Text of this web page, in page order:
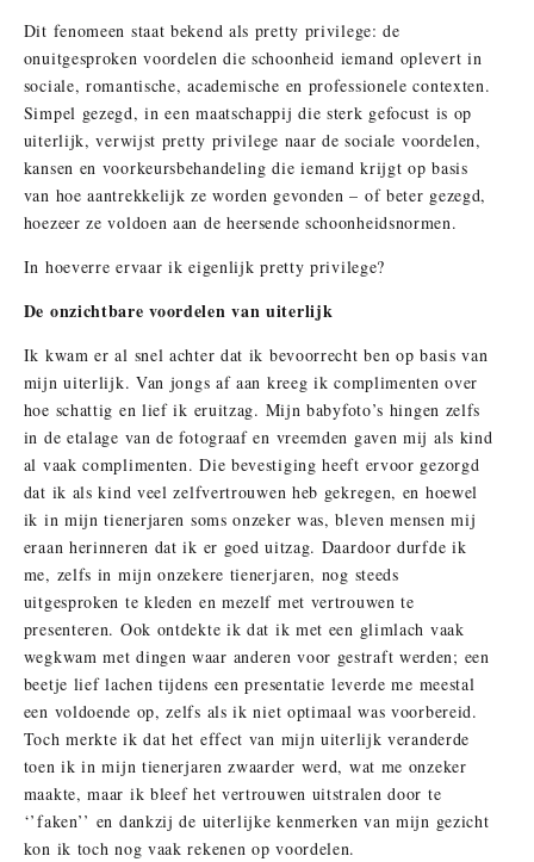
Dit fenomeen staat bekend als pretty privilege: de
onuitgesproken voordelen die schoonheid iemand oplevert in
sociale, romantische, academische en professionele contexten.
Simpel gezegd, in een maatschappij die sterk gefocust is op
uiterlijk, verwijst pretty privilege naar de sociale voordelen,
kansen en voorkeursbehandeling die iemand krijgt op basis
van hoe aantrekkelijk ze worden gevonden – of beter gezegd,
hoezeer ze voldoen aan de heersende schoonheidsnormen.
In hoeverre ervaar ik eigenlijk pretty privilege?
De onzichtbare voordelen van uiterlijk
Ik kwam er al snel achter dat ik bevoorrecht ben op basis van
mijn uiterlijk. Van jongs af aan kreeg ik complimenten over
hoe schattig en lief ik eruitzag. Mijn babyfoto’s hingen zelfs
in de etalage van de fotograaf en vreemden gaven mij als kind
al vaak complimenten. Die bevestiging heeft ervoor gezorgd
dat ik als kind veel zelfvertrouwen heb gekregen, en hoewel
ik in mijn tienerjaren soms onzeker was, bleven mensen mij
eraan herinneren dat ik er goed uitzag. Daardoor durfde ik
me, zelfs in mijn onzekere tienerjaren, nog steeds
uitgesproken te kleden en mezelf met vertrouwen te
presenteren. Ook ontdekte ik dat ik met een glimlach vaak
wegkwam met dingen waar anderen voor gestraft werden; een
beetje lief lachen tijdens een presentatie leverde me meestal
een voldoende op, zelfs als ik niet optimaal was voorbereid.
Toch merkte ik dat het effect van mijn uiterlijk veranderde
toen ik in mijn tienerjaren zwaarder werd, wat me onzeker
maakte, maar ik bleef het vertrouwen uitstralen door te
‘’faken’’ en dankzij de uiterlijke kenmerken van mijn gezicht
kon ik toch nog vaak rekenen op voordelen.